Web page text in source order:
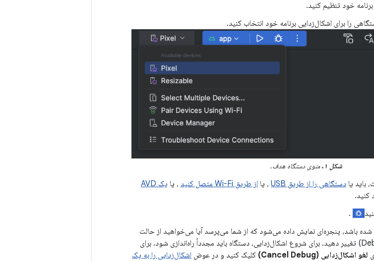
خود تنظیم کنید.
را برای اشکال‌زدایی برنامه خود انتخاب کنید.
شکل ۱. منوی دستگاه هدف.
باید یا دستگاهی را از طریق USB ، یا از طریق Wi-Fi متصل کنید ، یا یک AVD
کنید.
.
شده باشد، پنجره‌ای نمایش داده می‌شود که از شما می‌پرسد آیا می‌خواهید از حالت
اجرا (Run) به حالت اشکال‌زدایی (Debug) تغییر دهید. برای شروع اشکال‌زدایی، دستگاه باید مجدداً راه‌اندازی شود. برای
لغو اشکال‌زدایی (Cancel Debug) کلیک کنید و در عوض اشکال‌زدایی را به یک